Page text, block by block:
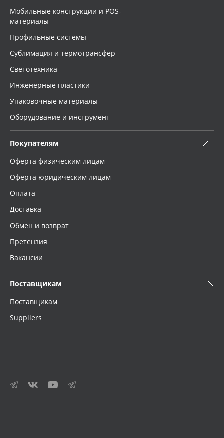
Мобильные конструкции и POS-
материалы
Профильные системы
Сублимация и термотрансфер
Светотехника
Инженерные пластики
Упаковочные материалы
Оборудование и инструмент
Покупателям
Оферта физическим лицам
Оферта юридическим лицам
Оплата
Доставка
Обмен и возврат
Претензия
Вакансии
Поставщикам
Поставщикам
Suppliers